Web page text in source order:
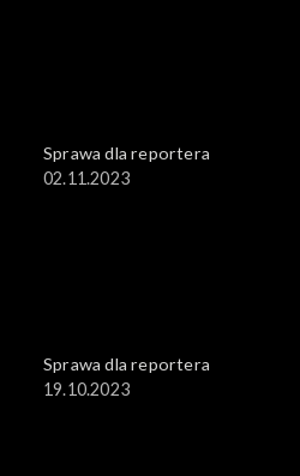
Sprawa dla reportera
02.11.2023
Sprawa dla reportera
19.10.2023